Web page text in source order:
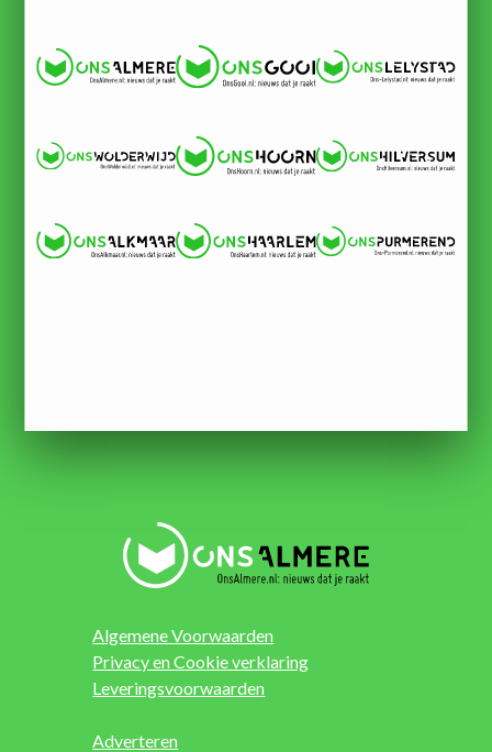
Algemene Voorwaarden
Privacy en Cookie verklaring
Leveringsvoorwaarden
Adverteren